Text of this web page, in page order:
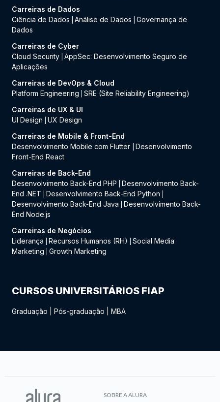
Carreiras de Dados
Ciência de Dados
Análise de Dados
Governança de
Dados
Carreiras de Cyber
Cloud Security AppSec: Desenvolvimento Seguro de
Aplicações
Carreiras de DevOps & Cloud
Platform Engineering
SRE (Site Reliability Engineering)
Carreiras de UX & UI
UI Design
UX Design
Carreiras de Mobile & Front-End
Desenvolvimento Mobile com Flutter
Desenvolvimento
Front-End React
Carreiras de Back-End
Desenvolvimento Back-End PHP
Desenvolvimento Back-
End .NET
Desenvolvimento Back-End Python
Desenvolvimento Back-End Java
Desenvolvimento Back-
End Node.js
Carreiras de Negócios
Liderança
Recursos Humanos (RH)
Social Media
Marketing
Growth Marketing
CURSOS UNIVERSITÁRIOS FIAP
Graduação Pós-graduação MBA
SOBRE A ALURA